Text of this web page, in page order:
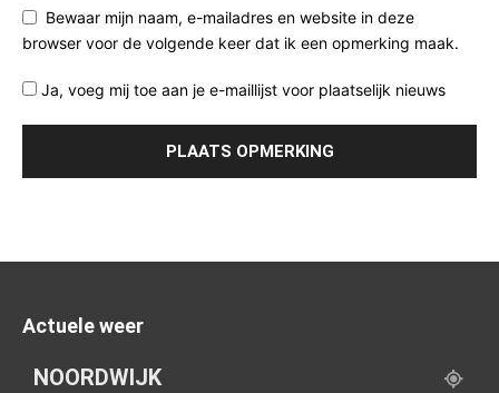
Bewaar mijn naam, e-mailadres en website in deze
browser voor de volgende keer dat ik een opmerking maak.
Ja, voeg mij toe aan je e-maillijst voor plaatselijk nieuws
Actuele weer
NOORDWIJK